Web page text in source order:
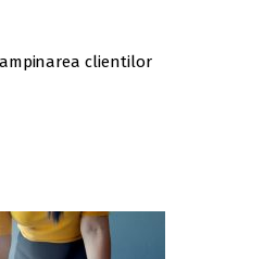
clientilor